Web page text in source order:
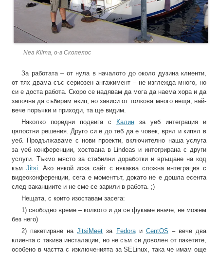
Nea Klima, о-в Скопелос
За работата – от нула в началото до около дузина клиенти,
от тях двама със сериозен ангажимент – не изглежда много, но
си е доста работа. Скоро се надявам да мога да наема хора и да
започна да събирам екип, но зависи от толкова много неща, най-
вече поръчки и приходи, та ще видим.
Няколко поредни подвига с
Калин за уеб интеграция и
цялостни решения. Друго си е до теб да е човек, врял и кипял в
уеб. Продължаваме с нови проекти, включително наша услуга
за уеб конференции, хоствана в Lindeas и интегрирана с други
услуги. Тъкмо място за стабилни доработки и връщане на код
към Jitsi. Ако някой иска сайт с някаква сложна интеграция с
видеоконференции, сега е моментът, докато не е дошла есента
след ваканциите и не сме се зарили в работа. ;)
Нещата, с които изоставам засега:
1) свободно време – колкото и да се фукаме иначе, не можем
без него)
2) пакетиране на‪JitsiMeet‬ за ‪ ‎Fedora‬и ‪ CentOS‬ – вече два
клиента с такива инсталации, но не съм си доволен от пакетите,
особено в частта с изключенията за SELinux, така че имам още